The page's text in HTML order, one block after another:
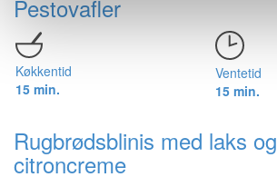
Pestovafler
Køkkentid
15 min.
Ventetid
15 min.
Rugbrødsblinis med laks og
citroncreme